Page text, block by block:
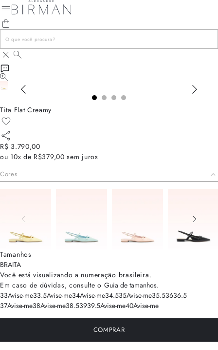
Tita Flat Creamy
R$ 3.790,00
ou 10x de R$379,00 sem juros
Cores
Tamanhos
BRAITA
Você está visualizando a numeração brasileira.
Em caso de dúvidas, consulte o Guia de tamanhos.
33Avise-me33.5Avise-me34Avise-me34.535Avise-me35.53636.5
37Avise-me38Avise-me38.53939.5Avise-me40Avise-me
COMPRAR